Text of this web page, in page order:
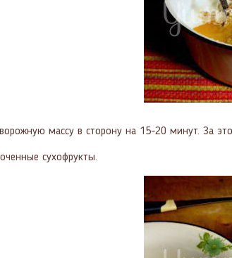
массу в сторону на 15-20 минут. За
сухофрукты.